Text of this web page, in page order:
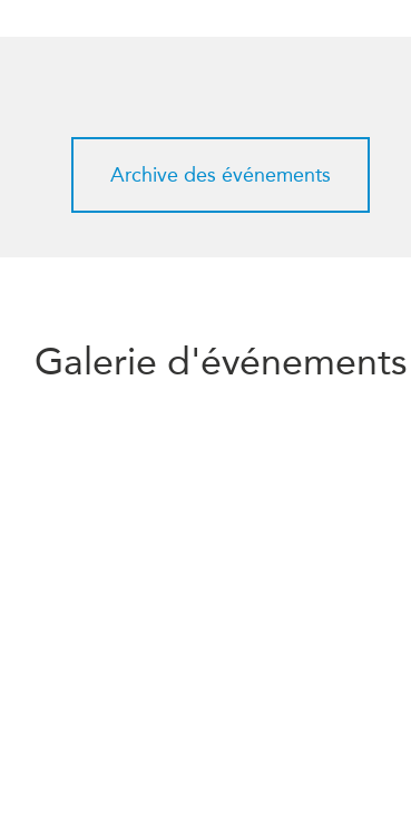
Archive des événements
Galerie d'événements